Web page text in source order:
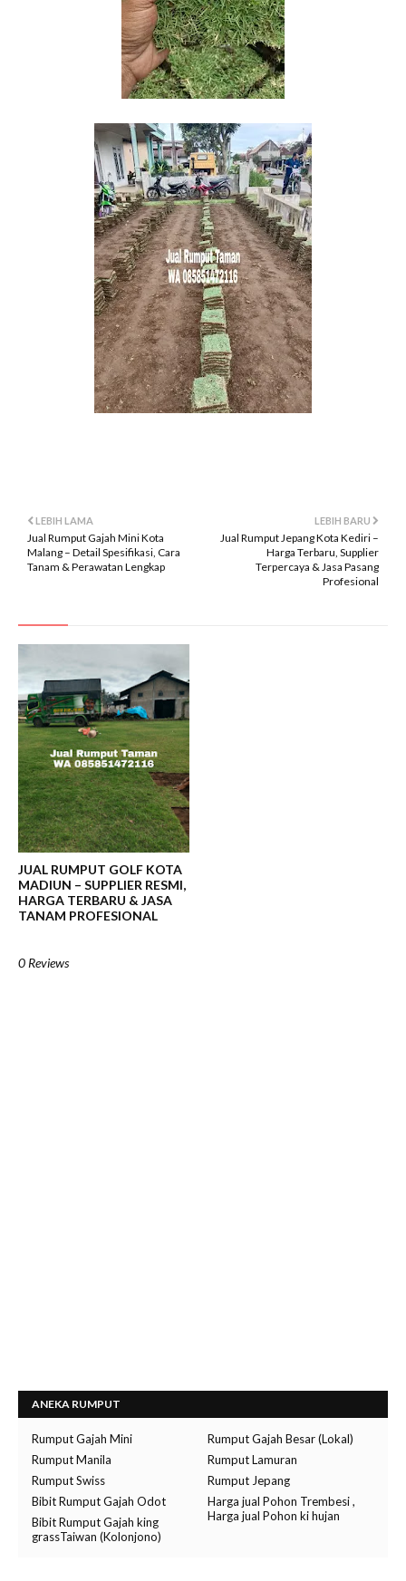
LEBIH BARU
Jual Rumput Jepang Kota Kediri –
Harga Terbaru, Supplier
Terpercaya & Jasa Pasang
Profesional
LEBIH LAMA
Jual Rumput Gajah Mini Kota
Malang – Detail Spesifikasi, Cara
Tanam & Perawatan Lengkap
JUAL RUMPUT GOLF KOTA
MADIUN – SUPPLIER RESMI,
HARGA TERBARU & JASA
TANAM PROFESIONAL
0 Reviews
ANEKA RUMPUT
Rumput Gajah Mini
Rumput Gajah Besar (Lokal)
Rumput Manila
Rumput Lamuran
Rumput Swiss
Rumput Jepang
Bibit Rumput Gajah Odot
Harga jual Pohon Trembesi ,
Harga jual Pohon ki hujan
Bibit Rumput Gajah king
grassTaiwan (Kolonjono)